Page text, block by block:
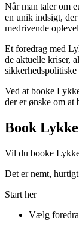
Når man taler om
en unik indsigt,
medrivende
Et foredrag med
de aktuelle kriser,
Ved at booke
der er ønske om at
Book
Vil du booke
Det er nemt,
Start her
Vælg